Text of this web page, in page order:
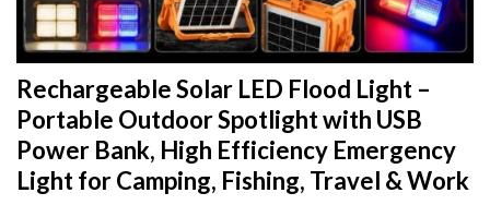
Rechargeable Solar LED Flood Light –
Portable Outdoor Spotlight with USB
Power Bank, High Efficiency Emergency
Light for Camping, Fishing, Travel & Work